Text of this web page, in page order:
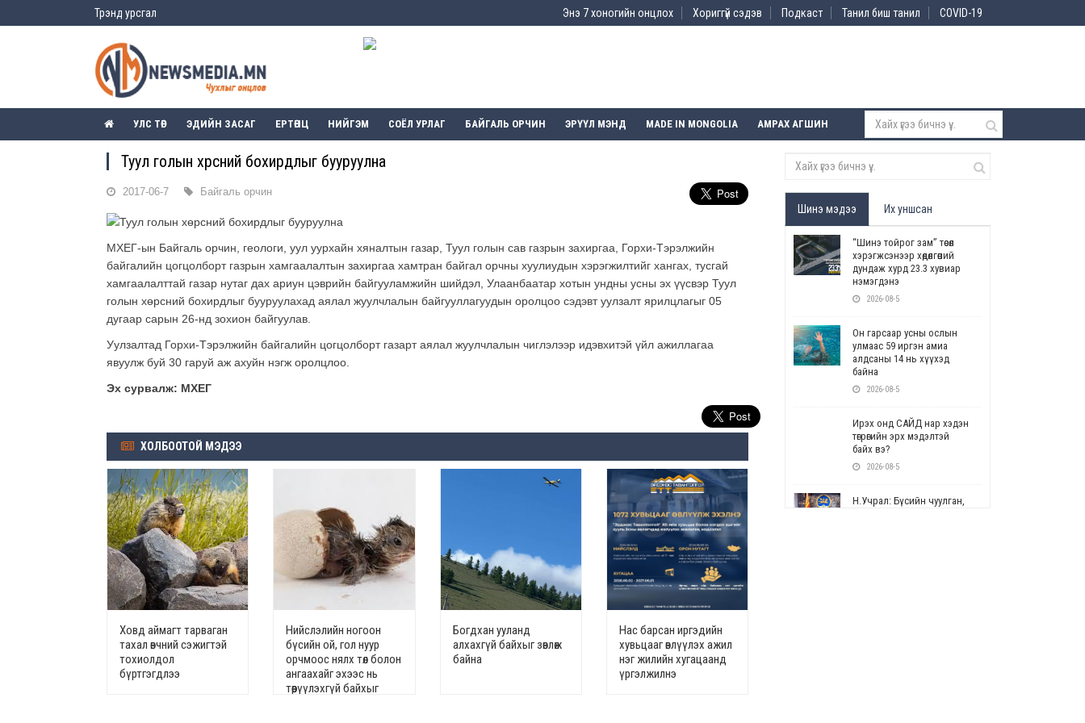
Трэнд урсгал Энэ 7 хоногийн онцлох Хориггүй сэдэв Подкаст Танил биш танил COVID-19
УЛС ТӨР ЭДИЙН ЗАСАГ ЕРТӨНЦ НИЙГЭМ СОЁЛ УРЛАГ БАЙГАЛЬ ОРЧИН ЭРҮҮЛ МЭНД MADE IN MONGOLIA АМРАХ АГШИН
Туул голын хөрсний бохирдлыг бууруулна
2017-06-7 Байгаль орчин
МХЕГ-ын Байгаль орчин, геологи, уул уурхайн хяналтын газар, Туул голын сав газрын захиргаа, Горхи-Тэрэлжийн
байгалийн цогцолборт газрын хамгаалалтын захиргаа хамтран байгал орчны хуулиудын хэрэгжилтийг хангах, тусгай
хамгаалалттай газар нутаг дах ариун цэврийн байгууламжийн шийдэл, Улаанбаатар хотын ундны усны эх үүсвэр Туул
голын хөрсний бохирдлыг бууруулахад аялал жуулчлалын байгууллагуудын оролцоо сэдэвт уулзалт ярилцлагыг 05
дугаар сарын 26-нд зохион байгуулав.
Уулзалтад Горхи-Тэрэлжийн байгалийн цогцолборт газарт аялал жуулчлалын чиглэлээр идэвхитэй үйл ажиллагаа
явуулж буй 30 гаруй аж ахуйн нэгж оролцлоо.
Эх сурвалж: МХЕГ
ХОЛБООТОЙ МЭДЭЭ
Ховд аймагт тарваган
тахал өвчний сэжигтэй
тохиолдол
бүртгэгдлээ
Нийслэлийн ногоон
бүсийн ой, гол нуур
орчмоос нялх төл болон
ангаахайг эхээс нь
төөрүүлэхгүй байхыг
Богдхан ууланд
алхахгүй байхыг зөвлөж
байна
Нас барсан иргэдийн
хувьцааг өвлүүлэх ажил
нэг жилийн хугацаанд
үргэлжилнэ
Шинэ мэдээ Их уншсан
“Шинэ тойрог зам” төсөл
хэрэгжсэнээр хөдөлгөөний
дундаж хурд 23.3 хувиар
нэмэгдэнэ
2026-08-5
Он гарсаар усны ослын
улмаас 59 иргэн амиа
алдсаны 14 нь хүүхэд
байна
2026-08-5
Ирэх онд САЙД нар хэдэн
төгрөгийн эрх мэдэлтэй
байх вэ?
2026-08-5
Н.Учрал: Бүсийн чуулган,